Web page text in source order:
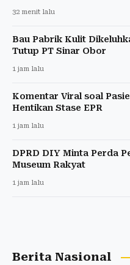
32 menit lalu
Bau Pabrik Kulit
Tutup PT Sinar Obor
1 jam lalu
Komentar Viral soal
Hentikan Stase EPR
1 jam lalu
DPRD DIY Minta Perda
Museum Rakyat
1 jam lalu
Berita Nasional